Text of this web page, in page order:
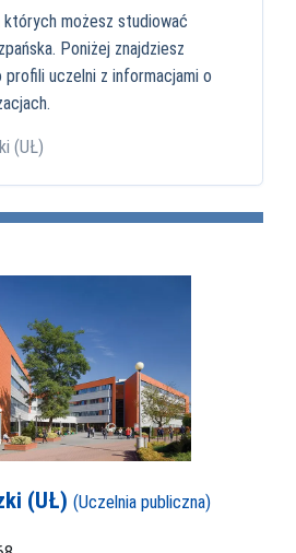
których możesz studiować
Poniżej znajdziesz
uczelni z informacjami o
(UŁ)
(UŁ) (Uczelnia publiczna)